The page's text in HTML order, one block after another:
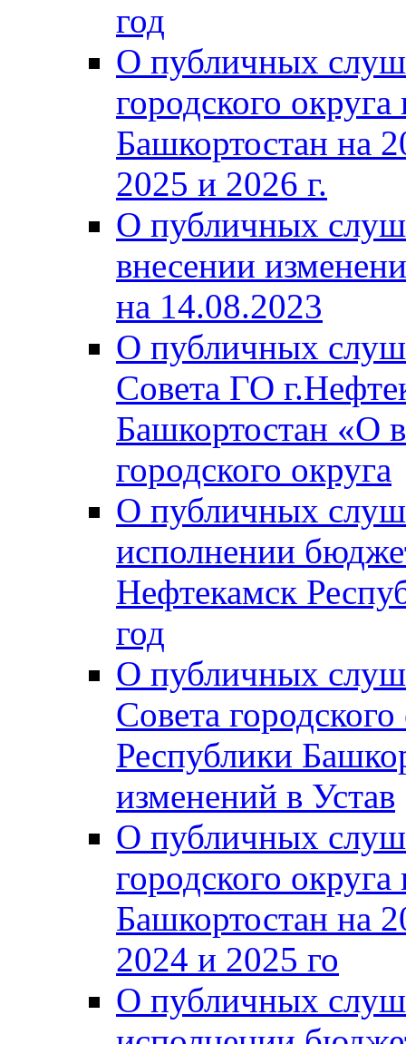
год
О публичных
городского
Башкортостан на
2025 и 2026 г.
О публичных
внесении
на 14.08.2023
О публичных
Совета ГО
Башкортостан «О
городского округа
О публичных
исполнении
Нефтекамск
год
О публичных
Совета
Республики
изменений в Устав
О публичных
городского
Башкортостан на
2024 и 2025 го
О публичных